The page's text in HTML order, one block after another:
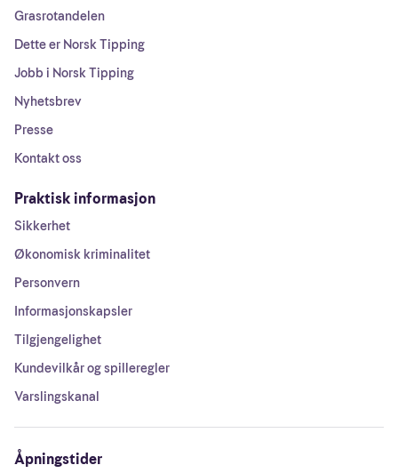
Grasrotandelen
Dette er Norsk Tipping
Jobb i Norsk Tipping
Nyhetsbrev
Presse
Kontakt oss
Praktisk informasjon
Sikkerhet
Økonomisk kriminalitet
Personvern
Informasjonskapsler
Tilgjengelighet
Kundevilkår og spilleregler
Varslingskanal
Åpningstider